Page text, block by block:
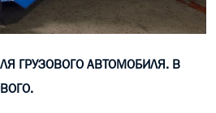
ГРУЗОВОГО АВТОМОБИЛЯ. В